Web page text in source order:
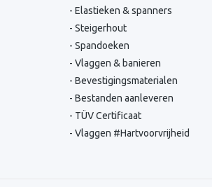
Elastieken & spanners
Steigerhout
Spandoeken
Vlaggen & banieren
Bevestigingsmaterialen
Bestanden aanleveren
TÜV Certificaat
Vlaggen #Hartvoorvrijheid